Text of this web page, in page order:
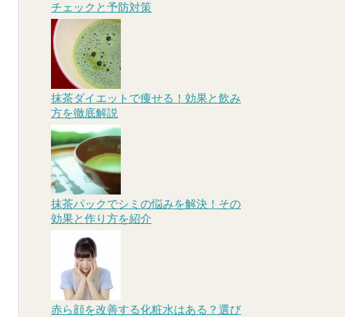
チェックと予防対策
抹茶ダイエットで痩せる！効果と飲み
方を徹底解説
抹茶パックでシミの悩みを解決！その
効果と作り方を紹介
赤ら顔を改善する化粧水はある？選び